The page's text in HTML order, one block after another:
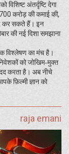
अंतर्दृष्टि देगा
करोड़ की कमाई की,
कर सकते हैं। इन
की नई दिशा समझाना
विश्लेषण का मंच है।
को जोखिम‑मुक्त
करता है। अब नीचे
फ़िल्मी ज्ञान को
raja emani